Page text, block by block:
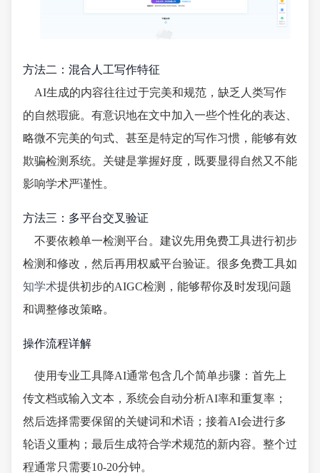
方法二：混合人工写作特征
AI生成的内容往往过于完美和规范，缺乏人类写作
的自然瑕疵。有意识地在文中加入一些个性化的表达、
略微不完美的句式、甚至是特定的写作习惯，能够有效
欺骗检测系统。关键是掌握好度，既要显得自然又不能
影响学术严谨性。
方法三：多平台交叉验证
不要依赖单一检测平台。建议先用免费工具进行初步
检测和修改，然后再用权威平台验证。很多免费工具如
知学术提供初步的AIGC检测，能够帮你及时发现问题
和调整修改策略。
操作流程详解
使用专业工具降AI通常包含几个简单步骤：首先上
传文档或输入文本，系统会自动分析AI率和重复率；
然后选择需要保留的关键词和术语；接着AI会进行多
轮语义重构；最后生成符合学术规范的新内容。整个过
程通常只需要10-20分钟。